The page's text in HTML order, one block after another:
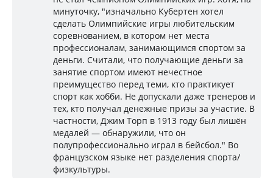
минуточку, "изначально Кубертен хотел
сделать Олимпийские игры любительским
соревнованием, в котором нет места
профессионалам, занимающимся спортом за
деньги. Считали, что получающие деньги за
занятие спортом имеют нечестное
преимущество перед теми, кто практикует
спорт как хобби. Не допускали даже тренеров и
тех, кто получал денежные призы за участие. В
частности, Джим Торп в 1913 году был лишён
медалей — обнаружили, что он
полупрофессионально играл в бейсбол." Во
французском языке нет разделения спорта/
физкультуры.